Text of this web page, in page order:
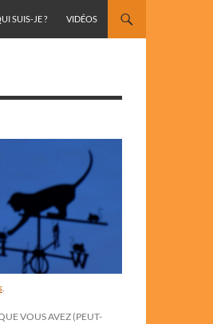
SUIS-JE ? VIDÉOS
.
VOUS AVEZ (PEUT-